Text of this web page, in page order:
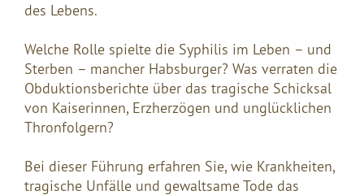
des Lebens.
Welche Rolle spielte die Syphilis im Leben – und
Sterben – mancher Habsburger? Was verraten die
Obduktionsberichte über das tragische Schicksal
von Kaiserinnen, Erzherzögen und unglücklichen
Thronfolgern?
Bei dieser Führung erfahren Sie, wie Krankheiten,
tragische Unfälle und gewaltsame Tode das